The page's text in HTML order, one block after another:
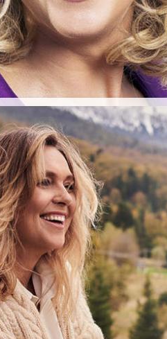
PIECZYSTE POD
CHMURKĄ!
Przepisy na grilla;-)